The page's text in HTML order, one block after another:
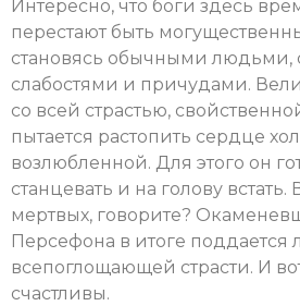
Интересно, что боги здесь
перестают быть
становясь обычными людьми,
слабостями и причудами.
со всей страстью,
пытается растопить сердце
возлюбленной. Для этого он
станцевать и на голову встать.
мертвых, говорите?
Персефона в итоге поддается
всепоглощающей страсти. И
счастливы.